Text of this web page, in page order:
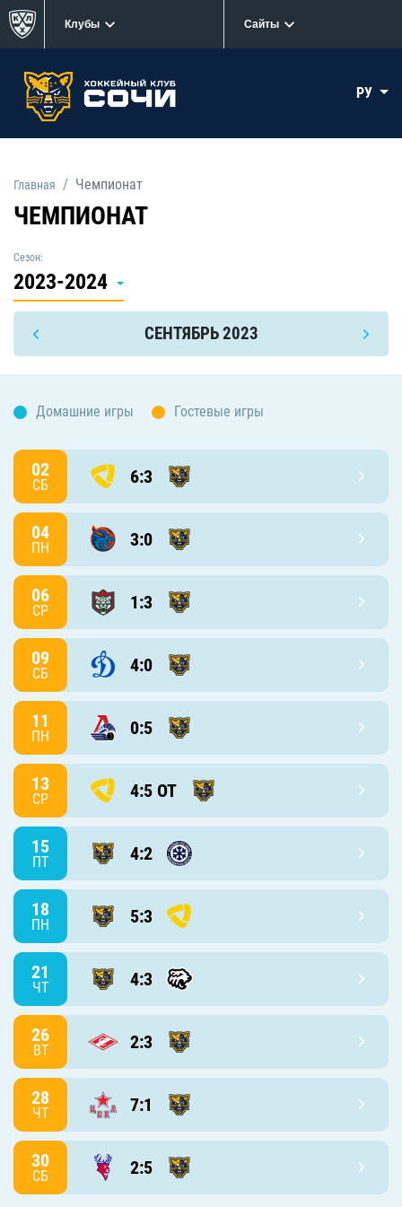
Клубы Сайты
РУ
Главная Чемпионат
ЧЕМПИОНАТ
Сезон:
2023-2024
СЕНТЯБРЬ 2023
Домашние игры Гостевые игры
02
СБ 6:3
04
ПН 3:0
06
СР 1:3
09
СБ 4:0
11
ПН 0:5
13
СР 4:5 ОТ
15
ПТ 4:2
18
ПН 5:3
21
ЧТ 4:3
26
ВТ 2:3
28
ЧТ 7:1
30
СБ 2:5